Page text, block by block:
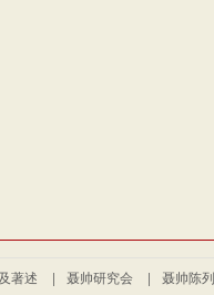
著述 | 聂帅研究会 | 聂帅陈